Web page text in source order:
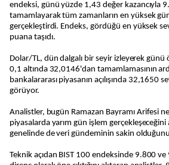
endeksi, günü yüzde 1,43 değer kazancıyla
tamamlayarak tüm zamanların en yüksek
gerçekleştirdi. Endeks, gördüğü en yüksek
puana taşıdı.
Dolar/TL, dün dalgalı bir seyir izleyerek günü
0,1 altında 32,0146'dan tamamlamasının
bankalararası piyasanın açılışında 32,1650
görüyor.
Analistler, bugün Ramazan Bayramı Arifesi
piyasalarda yarım gün işlem
genelinde de veri gündeminin sakin
Teknik açıdan BIST 100 endeksinde 9.800